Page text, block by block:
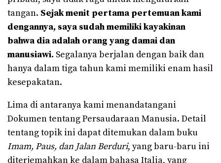
tangan. Sejak menit pertama pertemuan kami
dengannya, saya sudah memiliki kayakinan
bahwa dia adalah orang yang damai dan
manusiawi. Segalanya berjalan dengan baik dan
hanya dalam tiga tahun kami memiliki enam hasil
kesepakatan.
Lima di antaranya kami menandatangani
Dokumen tentang Persaudaraan Manusia. Detail
tentang topik ini dapat ditemukan dalam buku
Imam, Paus, dan Jalan Berduri, yang baru-baru ini
diterjemahkan ke dalam bahasa Italia, yang